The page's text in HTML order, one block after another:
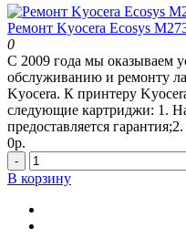
Ремонт Kyocera Ecosys
0
С 2009 года мы оказываем
обслуживанию и ремонту
Kyocera. К принтеру
следующие картриджи: 1.
предоставляется
0р.
-
В корзину